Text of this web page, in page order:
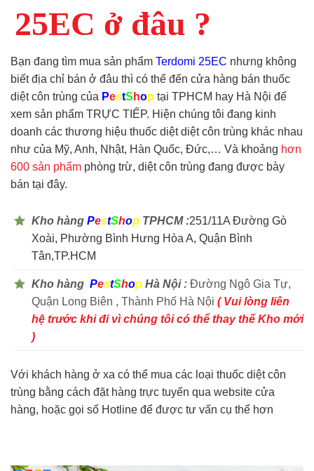
25EC ở đâu ?
Bạn đang tìm mua sản phẩm Terdomi 25EC nhưng không
biết địa chỉ bán ở đâu thì có thể đến cửa hàng bán thuốc
diệt côn trùng của PestS hop tại TPHCM hay Hà Nội để
xem sản phẩm TRỰC TIẾP. Hiện chúng tôi đang kinh
doanh các thương hiệu thuốc diệt diệt côn trùng khác nhau
như của Mỹ, Anh, Nhật, Hàn Quốc, Đức,… Và khoảng hơn
600 sản phẩm phòng trừ, diệt côn trùng đang được bày
bán tại đây.
Kho hàng PestShop TPHCM :251/11A Đường Gò
Xoài, Phường Bình Hưng Hòa A, Quận Bình
Tân,TP.HCM
Kho hàng PestShop Hà Nội : Đường Ngô Gia Tự,
Quận Long Biên , Thành Phố Hà Nội ( Vui lòng liên
hệ trước khi đi vì chúng tôi có thể thay thế Kho mới
)
Với khách hàng ở xa có thể mua các loại thuốc diệt côn
trùng bằng cách đặt hàng trực tuyến qua website cửa
hàng, hoặc gọi số Hotline để được tư vấn cụ thể hơn